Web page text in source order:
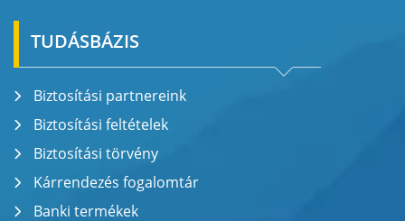
TUDÁSBÁZIS
Biztosítási partnereink
Biztosítási feltételek
Biztosítási törvény
Kárrendezés fogalomtár
Banki termékek